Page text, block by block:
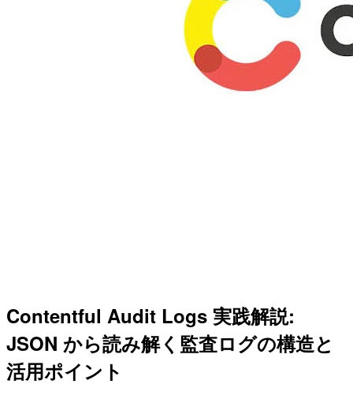
Contentful Audit Logs 実践解説:
JSON から読み解く監査ログの構造と
活用ポイント